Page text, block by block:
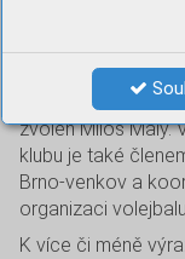
klubu ukončil své
kterému
našeho oddílu.
Novým
zvolen Miloš Malý.
klubu je také
Brno-venkov a
organizaci
K více či méně